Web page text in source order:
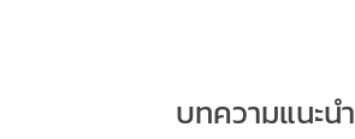
บทความแนะนำ